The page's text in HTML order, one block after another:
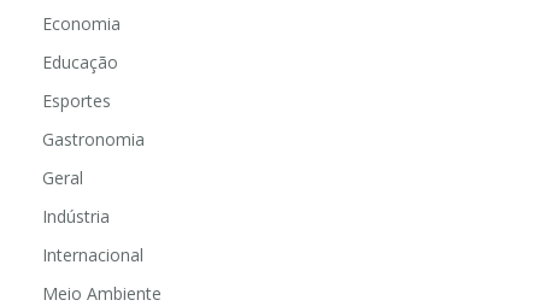
Economia
Educação
Esportes
Gastronomia
Geral
Indústria
Internacional
Meio Ambiente